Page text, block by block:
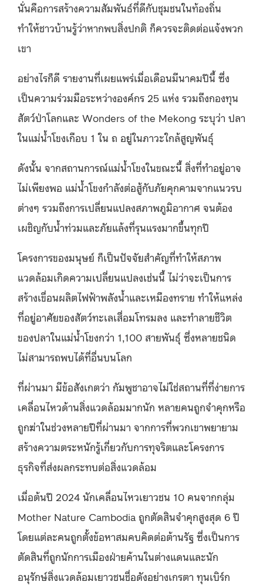
นั่นคือการสร้างความสัมพันธ์ที่ดีกับชุมชนในท้องถิ่น
ทำให้ชาวบ้านรู้ว่าหากพบสิ่งปกติ ก็ควรจะติดต่อแจ้งพวก
เขา
อย่างไรก็ดี รายงานที่เผยแพร่เมื่อเดือนมีนาคมปีนี้ ซึ่ง
เป็นความร่วมมือระหว่างองค์กร 25 แห่ง รวมถึงกองทุน
สัตว์ป่าโลกและ Wonders of the Mekong ระบุว่า ปลา
ในแม่น้ำโขงเกือบ 1 ใน ถ อยู่ในภาวะใกล้สูญพันธุ์
ดังนั้น จากสถานการณ์แม่น้ำโขงในขณะนี้ สิ่งที่ทำอยู่อาจ
ไม่เพียงพอ แม่น้ำโขงกำลังต่อสู้กับภัยคุกคามจากแนวรบ
ต่างๆ รวมถึงการเปลี่ยนแปลงสภาพภูมิอากาศ จนต้อง
เผชิญกับน้ำท่วมและภัยแล้งที่รุนแรงมากขึ้นทุกปี
โครงการของมนุษย์ ก็เป็นปัจจัยสำคัญที่ทำให้สภาพ
แวดล้อมเกิดความเปลี่ยนแปลงเช่นนี้ ไม่ว่าจะเป็นการ
สร้างเขื่อนผลิตไฟฟ้าพลังน้ำและเหมืองทราย ทำให้แหล่ง
ที่อยู่อาศัยของสัตว์ทะเลเสื่อมโทรมลง และทำลายชีวิต
ของปลาในแม่น้ำโขงกว่า 1,100 สายพันธุ์ ซึ่งหลายชนิด
ไม่สามารถพบได้ที่อื่นบนโลก
ที่ผ่านมา มีข้อสังเกตว่า กัมพูชาอาจไม่ใช่สถานที่ที่ง่ายการ
เคลื่อนไหวด้านสิ่งแวดล้อมมากนัก หลายคนถูกจำคุกหรือ
ถูกฆ่าในช่วงหลายปีที่ผ่านมา จากการที่พวกเขาพยายาม
สร้างความตระหนักรู้เกี่ยวกับการทุจริตและโครงการ
ธุรกิจที่ส่งผลกระทบต่อสิ่งแวดล้อม
เมื่อต้นปี 2024 นักเคลื่อนไหวเยาวชน 10 คนจากกลุ่ม
Mother Nature Cambodia ถูกตัดสินจำคุกสูงสุด 6 ปี
โดยแต่ละคนถูกตั้งข้อหาสมคบคิดต่อต้านรัฐ ซึ่งเป็นการ
ตัดสินที่ถูกนักการเมืองฝ่ายค้านในต่างแดนและนัก
อนุรักษ์สิ่งแวดล้อมเยาวชนชื่อดังอย่างเกรตา ทุนเบิร์ก